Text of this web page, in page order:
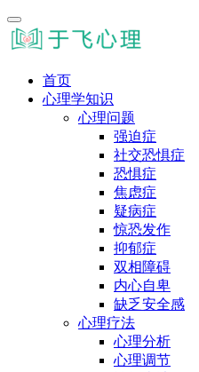
首页
心理学知识
心理问题
强迫症
社交恐惧症
恐惧症
焦虑症
疑病症
惊恐发作
抑郁症
双相障碍
内心自卑
缺乏安全感
心理疗法
心理分析
心理调节